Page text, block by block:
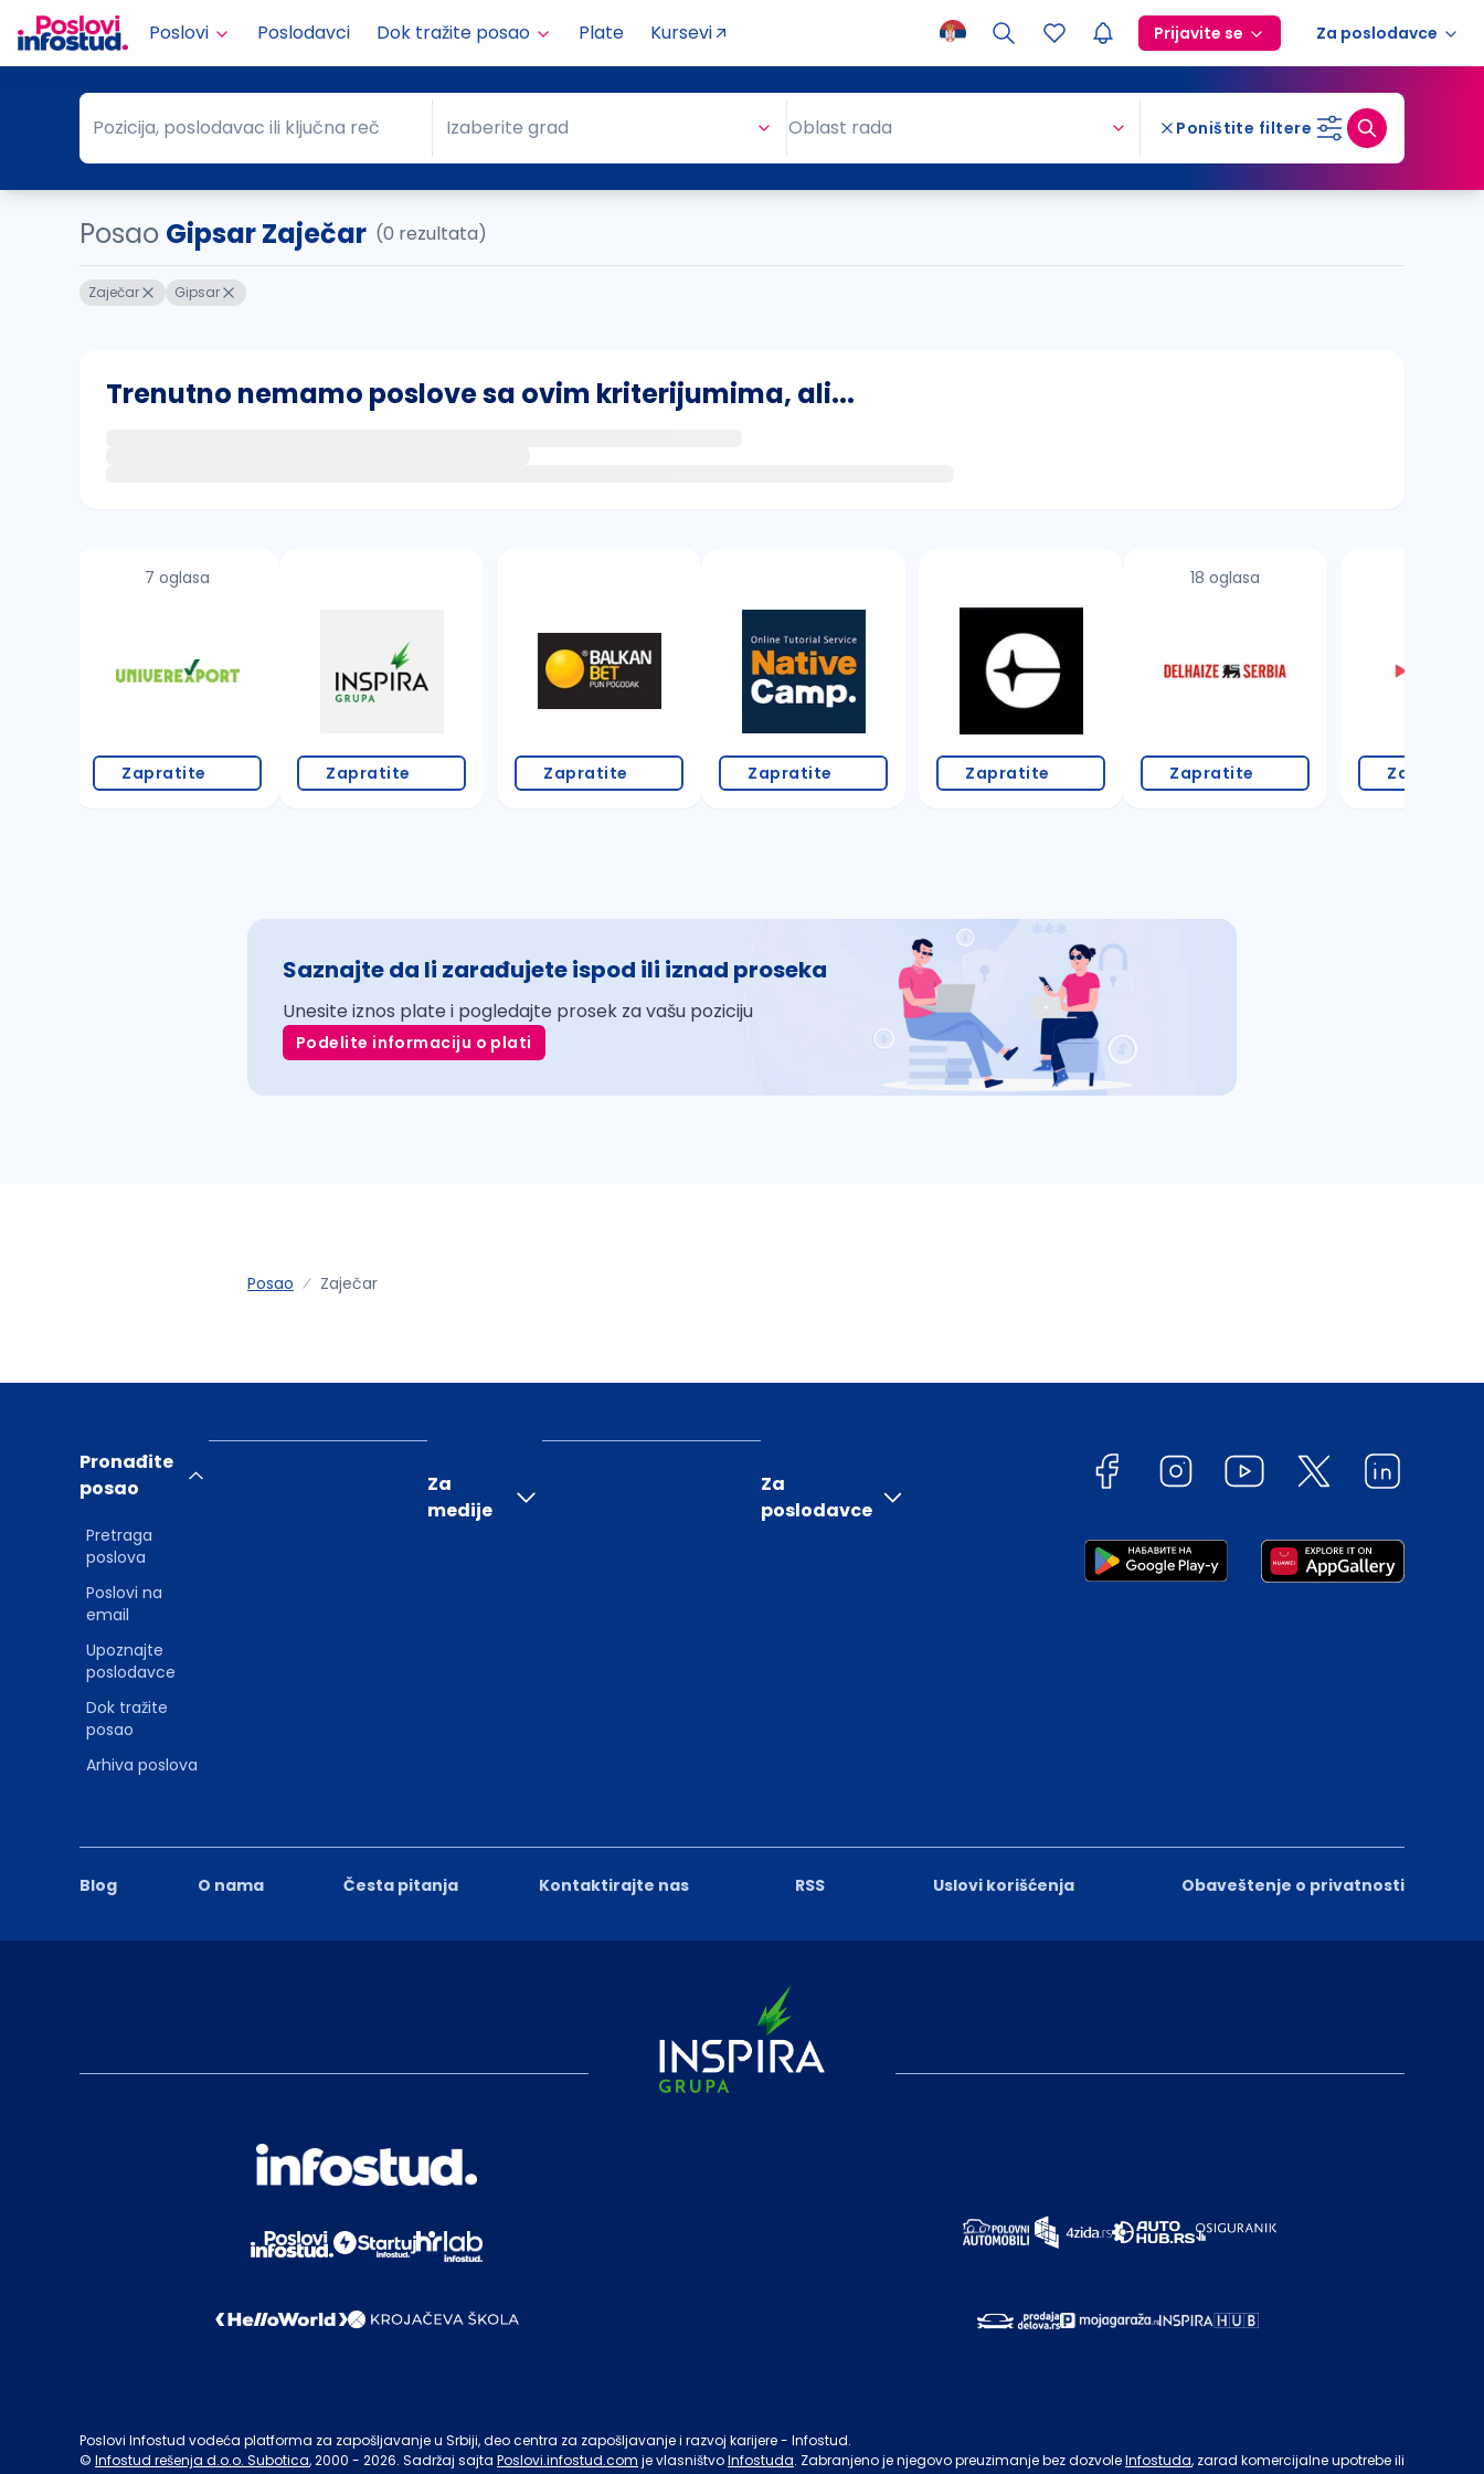
Poslovi Poslodavci Dok tražite posao Plate Kursevi Prijavite se Za poslodavce
Pozicija, poslodavac ili ključna reč
Pozicija, poslodavac ili ključna reč Grad
Izaberite grad Oblast rada Poništite filtere
Posao Gipsar Zaječar (0 rezultata)
Zaječar Gipsar
Trenutno nemamo poslove sa ovim kriterijumima, ali...
proverite pravopisne greške (koristite č, ć, š, đ, ž, dž)
povećajte radijus za odabrani grad
7 oglasa
Zapratite Zapratite Zapratite Zapratite Zapratite
18 oglasa
Zapratite Zapratite
Saznajte da li zarađujete ispod ili iznad proseka
Unesite iznos plate i pogledajte prosek za vašu poziciju
Podelite informaciju o plati
Posao Zaječar
Blog O nama Česta pitanja Kontaktirajte nas RSS Uslovi korišćenja Obaveštenje o privatnosti
Pronađite
posao
Pretraga
poslova
Poslovi na
email
Upoznajte
poslodavce
Dok tražite
posao
Arhiva poslova
Za
medije
Za
poslodavce
Poslovi Infostud vodeća platforma za zapošljavanje u Srbiji, deo centra za zapošljavanje i razvoj karijere - Infostud.
© Infostud rešenja d.o.o. Subotica, 2000 - 2026. Sadržaj sajta Poslovi.infostud.com je vlasništvoInfostuda. Zabranjeno je njegovo preuzimanje bez dozvoleInfostuda, zarad komercijalne upotrebe ili